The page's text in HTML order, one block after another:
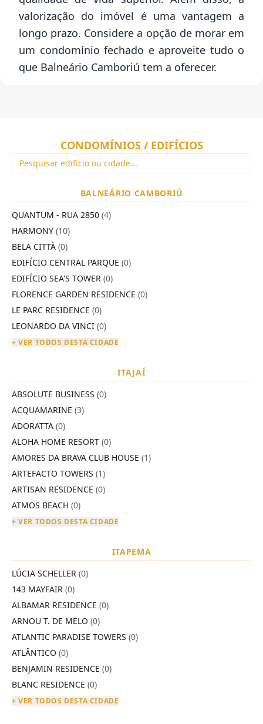
valorização do imóvel é uma vantagem a
longo prazo. Considere a opção de morar em
um condomínio fechado e aproveite tudo o
que Balneário Camboriú tem a oferecer.
CONDOMÍNIOS / EDIFÍCIOS
BALNEÁRIO CAMBORIÚ
QUANTUM - RUA 2850 (4)
HARMONY (10)
BELA CITTÀ (0)
EDIFÍCIO CENTRAL PARQUE (0)
EDIFÍCIO SEA'S TOWER (0)
FLORENCE GARDEN RESIDENCE (0)
LE PARC RESIDENCE (0)
LEONARDO DA VINCI (0)
+ VER TODOS DESTA CIDADE
ITAJAÍ
ABSOLUTE BUSINESS (0)
ACQUAMARINE (3)
ADORATTA (0)
ALOHA HOME RESORT (0)
AMORES DA BRAVA CLUB HOUSE (1)
ARTEFACTO TOWERS (1)
ARTISAN RESIDENCE (0)
ATMOS BEACH (0)
+ VER TODOS DESTA CIDADE
ITAPEMA
LÚCIA SCHELLER (0)
143 MAYFAIR (0)
ALBAMAR RESIDENCE (0)
ARNOU T. DE MELO (0)
ATLANTIC PARADISE TOWERS (0)
ATLÂNTICO (0)
BENJAMIN RESIDENCE (0)
BLANC RESIDENCE (0)
+ VER TODOS DESTA CIDADE